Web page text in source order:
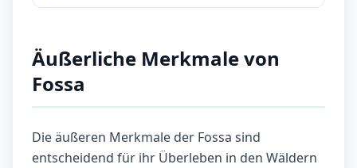
Äußerliche Merkmale von
Fossa
Die äußeren Merkmale der Fossa sind
entscheidend für ihr Überleben in den Wäldern